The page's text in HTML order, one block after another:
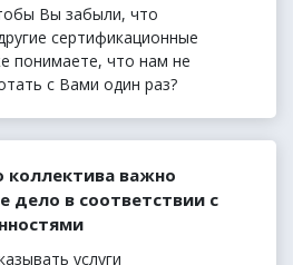
Вы забыли, что
сертификационные
понимаете, что нам не
с Вами один раз?
коллектива важно
дело в соответствии с
услуги